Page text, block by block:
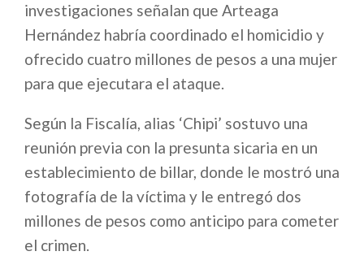
investigaciones señalan que Arteaga
Hernández habría coordinado el homicidio y
ofrecido cuatro millones de pesos a una mujer
para que ejecutara el ataque.
Según la Fiscalía, alias ‘Chipi’ sostuvo una
reunión previa con la presunta sicaria en un
establecimiento de billar, donde le mostró una
fotografía de la víctima y le entregó dos
millones de pesos como anticipo para cometer
el crimen.